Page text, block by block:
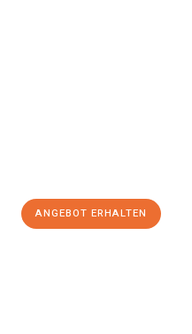
ANGEBOT ERHALTEN